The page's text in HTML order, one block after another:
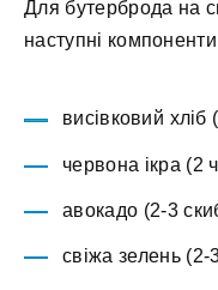
Для бутерброда на
наступні
висівковий хліб
червона ікра (2
авокадо (2-3
свіжа зелень (2-